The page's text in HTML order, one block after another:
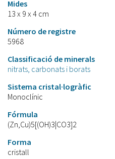
Mides
13 x 9 x 4 cm
Número de registre
5968
Classificació de minerals
nitrats, carbonats i borats
Sistema cristal·logràfic
Monoclínic
Fórmula
(Zn,Cu)5[(OH)3|CO3]2
Forma
cristall